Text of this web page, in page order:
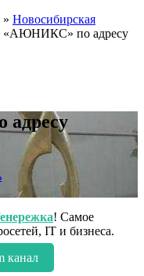
» Новосибирская
«АЮНИКС» по адресу
! Самое
IT и бизнеса.
канал